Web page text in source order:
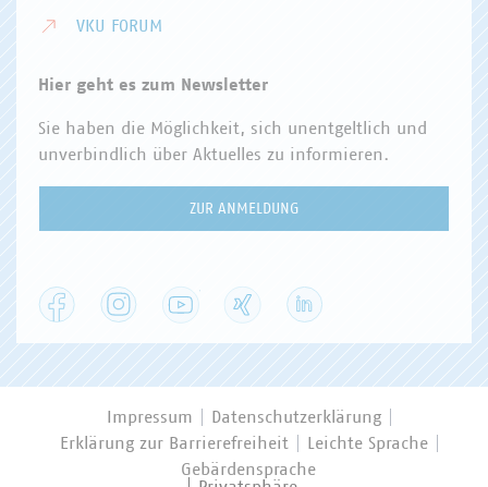
VKU FORUM
Hier geht es zum Newsletter
Sie haben die Möglichkeit, sich unentgeltlich und
unverbindlich über Aktuelles zu informieren.
ZUR ANMELDUNG
Facebook Instagram YouTube
Impressum
Datenschutzerklärung
Erklärung zur Barrierefreiheit
Leichte Sprache
Gebärdensprache